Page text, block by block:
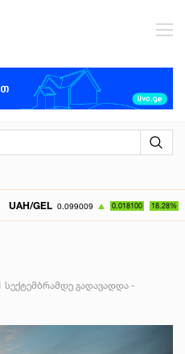
0.099009 0.018100 18.28% KZT/
გადავადდა -